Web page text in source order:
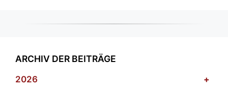
ARCHIV DER BEITRÄGE
2026
+